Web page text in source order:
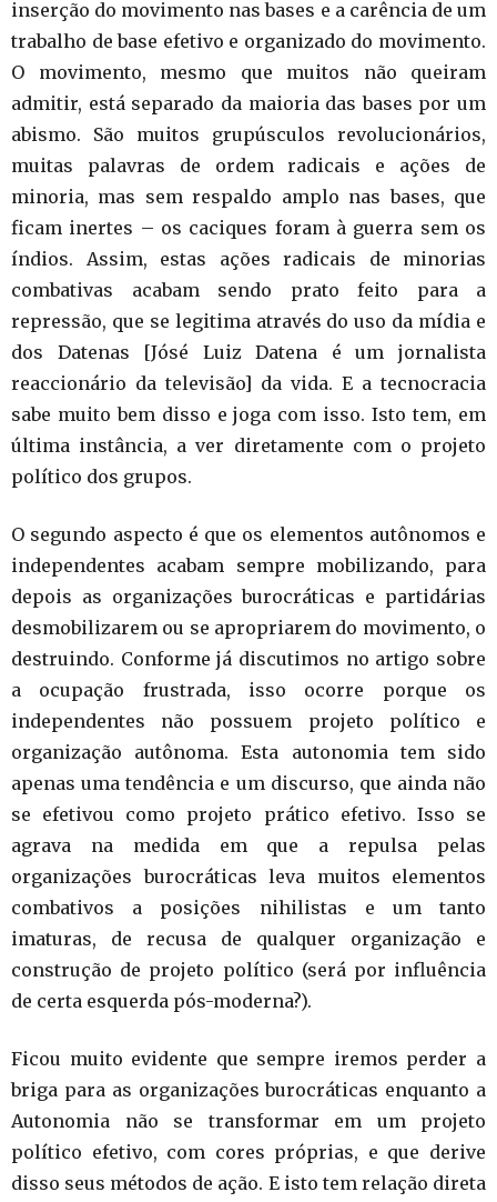
inserção do movimento nas bases e a carência de um
trabalho de base efetivo e organizado do movimento.
O movimento, mesmo que muitos não queiram
admitir, está separado da maioria das bases por um
abismo. São muitos grupúsculos revolucionários,
muitas palavras de ordem radicais e ações de
minoria, mas sem respaldo amplo nas bases, que
ficam inertes – os caciques foram à guerra sem os
índios. Assim, estas ações radicais de minorias
combativas acabam sendo prato feito para a
repressão, que se legitima através do uso da mídia e
dos Datenas [Jósé Luiz Datena é um jornalista
reaccionário da televisão] da vida. E a tecnocracia
sabe muito bem disso e joga com isso. Isto tem, em
última instância, a ver diretamente com o projeto
político dos grupos.
O segundo aspecto é que os elementos autônomos e
independentes acabam sempre mobilizando, para
depois as organizações burocráticas e partidárias
desmobilizarem ou se apropriarem do movimento, o
destruindo. Conforme já discutimos no artigo sobre
a ocupação frustrada, isso ocorre porque os
independentes não possuem projeto político e
organização autônoma. Esta autonomia tem sido
apenas uma tendência e um discurso, que ainda não
se efetivou como projeto prático efetivo. Isso se
agrava na medida em que a repulsa pelas
organizações burocráticas leva muitos elementos
combativos a posições nihilistas e um tanto
imaturas, de recusa de qualquer organização e
construção de projeto político (será por influência
de certa esquerda pós-moderna?).
Ficou muito evidente que sempre iremos perder a
briga para as organizações burocráticas enquanto a
Autonomia não se transformar em um projeto
político efetivo, com cores próprias, e que derive
disso seus métodos de ação. E isto tem relação direta